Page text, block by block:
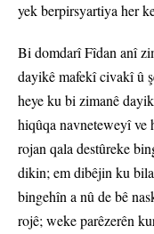
yek berpirsyartiya her
Bi domdarî Fîdan anî
dayikê mafekî civakî û
heye ku bi zimanê
hiqûqa navneteweyî ve
rojan qala destûreke
dikin; em dibêjin ku
bingehîn a nû de bê
rojê; weke parêzerên